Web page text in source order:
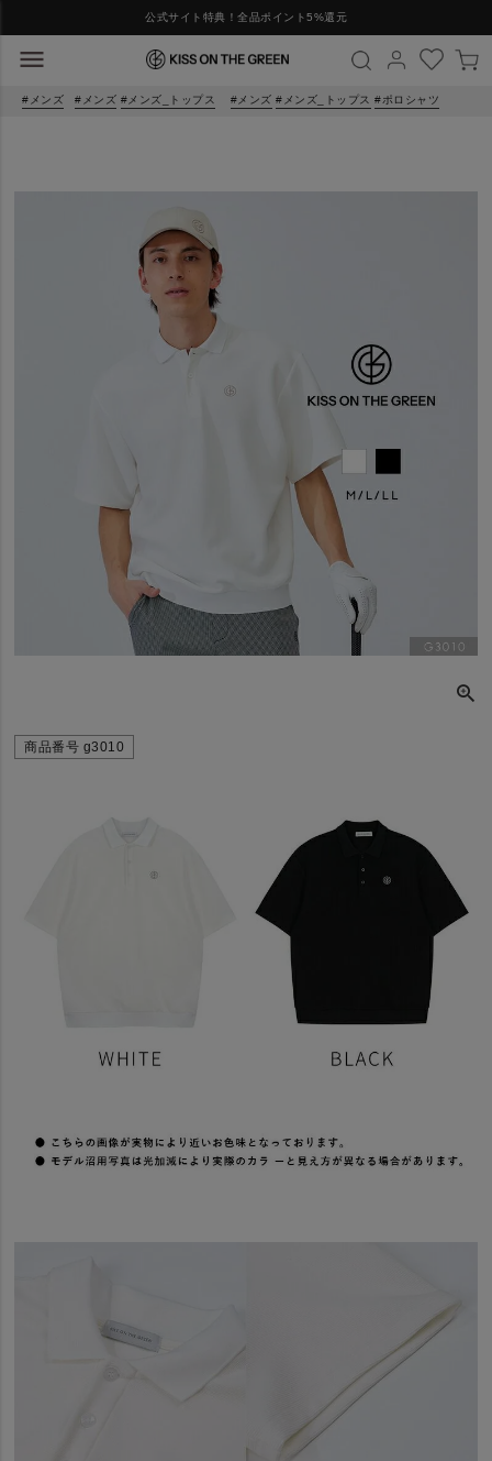
公式サイト特典！全品ポイント5%還元
メンズ メンズ メンズ_トップス メンズ メンズ_トップス ポロシャツ
商品番号 g3010